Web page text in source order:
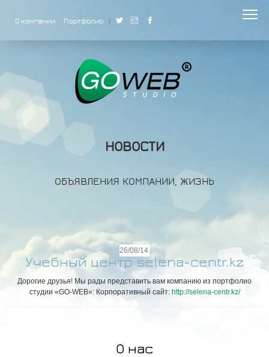
О компании Портфолио |
НОВОСТИ
ОБЪЯВЛЕНИЯ КОМПАНИИ, ЖИЗНЬ
26/08/14
Учебный центр selena-centr.kz
Дорогие друзья! Мы рады представить вам компанию из портфолио
студии «GO-WEB»: Корпоративный сайт: http://selena-centr.kz/
О нас